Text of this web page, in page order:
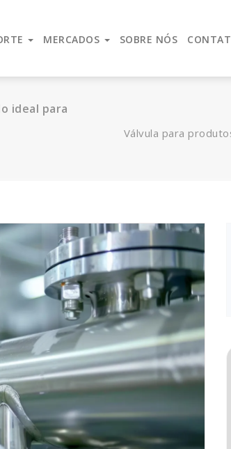
espirito empreendedor e uma força
MERCADOS SOBRE NÓS
ideal para
Válvula para